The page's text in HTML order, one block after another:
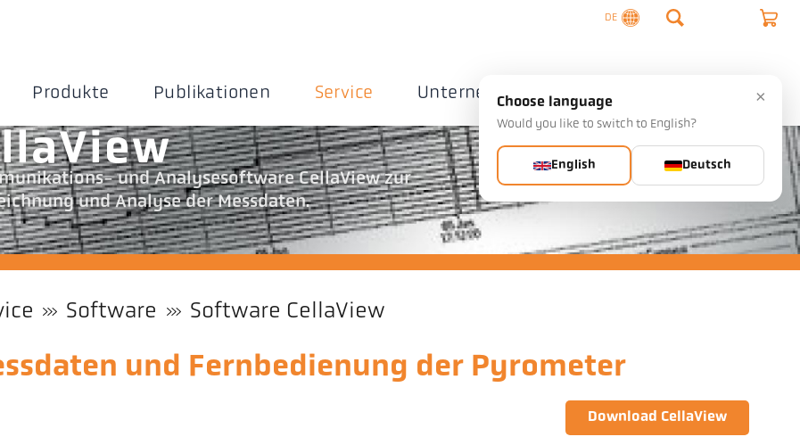
DE
Produkte Publikationen Service Unternehmen Kontakte
und Analysesoftware CellaView zur
und Analyse der Messdaten.
Software Software CellaView
und Fernbedienung der Pyrometer
Download CellaView
×
Choose language
Would you like to switch to English?
English Deutsch